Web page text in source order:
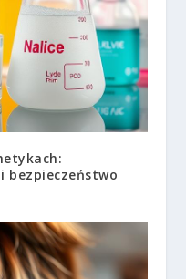
bezpieczeństwo